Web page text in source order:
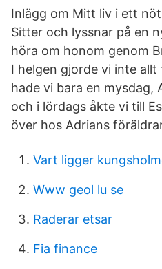
Inlägg om Mitt liv i ett
Sitter och lyssnar på en
höra om honom genom
I helgen gjorde vi inte
hade vi bara en mysdag,
och i lördags åkte vi till
över hos Adrians
Vart ligger
Www geol lu se
Raderar etsar
Fia finance